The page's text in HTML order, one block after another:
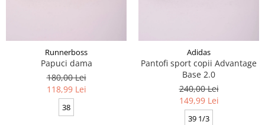
Runnerboss
Papuci dama
180,00 Lei
118,99 Lei
38
Adidas
Pantofi sport copii Advantage
Base 2.0
240,00 Lei
149,99 Lei
39 1/3